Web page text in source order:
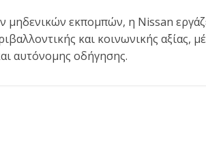
εκπομπών, η Nissan
και κοινωνικής αξίας,
αυτόνομης οδήγησης.